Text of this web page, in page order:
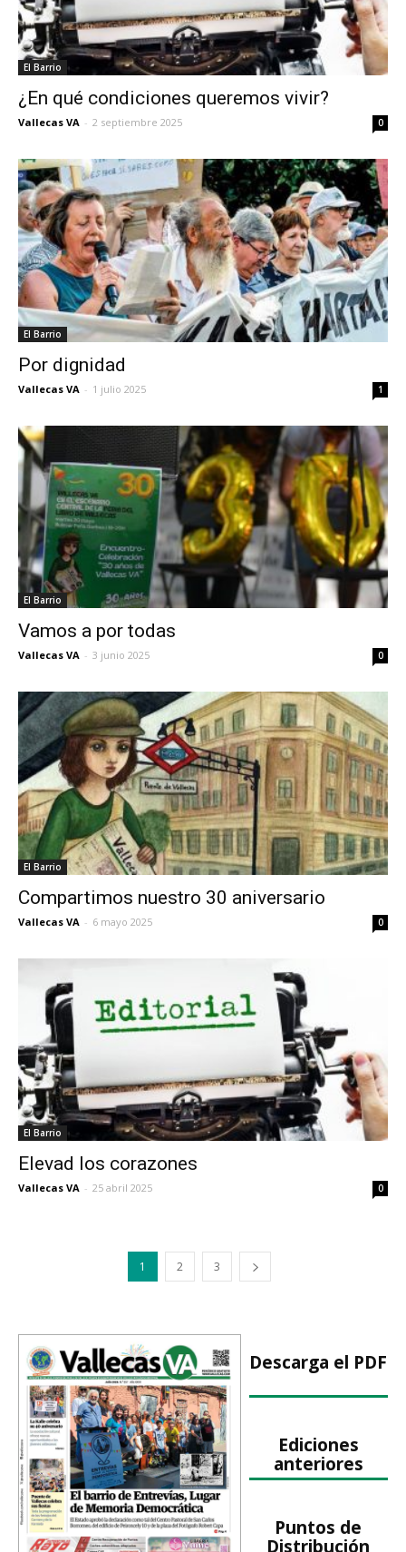
El Barrio
¿En qué condiciones queremos vivir?
Vallecas VA - 2 septiembre 2025 0
El Barrio
Por dignidad
Vallecas VA - 1 julio 2025 1
El Barrio
Vamos a por todas
Vallecas VA - 3 junio 2025 0
El Barrio
Compartimos nuestro 30 aniversario
Vallecas VA - 6 mayo 2025 0
El Barrio
Elevad los corazones
Vallecas VA - 25 abril 2025 0
1 2 3
Descarga el PDF
Ediciones
anteriores
Puntos de
Distribución